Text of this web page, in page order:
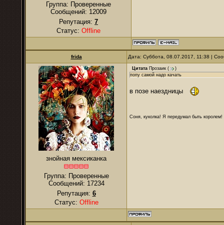
Группа: Проверенные
Сообщений: 12009
Репутация: 7
Статус: Offline
frida Дата: Суббота, 08.07.2017, 11:38 |
знойная мексиканка
Группа: Проверенные
Сообщений: 17234
Репутация: 6
Статус: Offline
Цитата Прозаик (
)
попу самой надо качать
в позе наездницы
Соня, куколка! Я передумал быть